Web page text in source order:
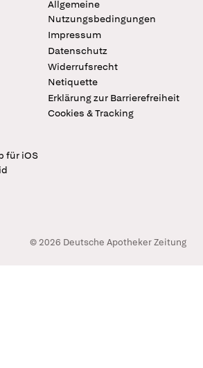
Allgemeine
Nutzungsbedingungen
Impressum
Datenschutz
Widerrufsrecht
Netiquette
Erklärung zur Barrierefreiheit
Cookies & Tracking
für iOS
© 2026 Deutsche Apotheker Zeitung